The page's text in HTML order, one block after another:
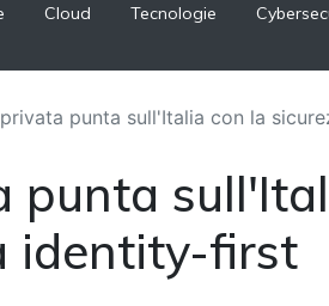
Cloud Tecnologie
punta sull'Italia con la
punta
identity-first